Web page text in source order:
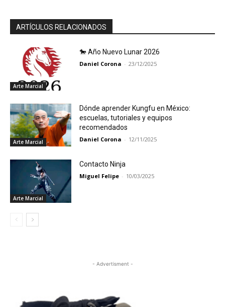
ARTÍCULOS RELACIONADOS
Arte Marcial
🐎 Año Nuevo Lunar 2026
Daniel Corona - 23/12/2025
Arte Marcial
Dónde aprender Kungfu en México:
escuelas, tutoriales y equipos
recomendados
Daniel Corona - 12/11/2025
Arte Marcial
Contacto Ninja
Miguel Felipe - 10/03/2025
- Advertisment -